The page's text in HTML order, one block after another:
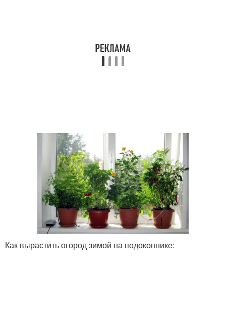
Как вырастить огород зимой на подоконнике: